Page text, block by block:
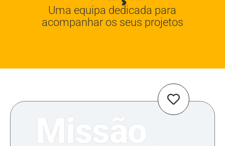
Uma equipa dedicada para
acompanhar os seus projetos
Missão